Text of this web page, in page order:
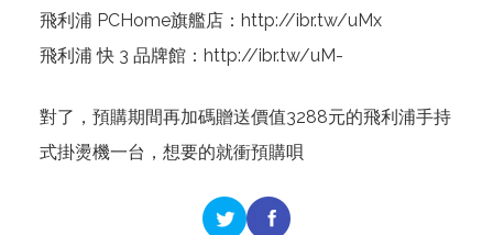
飛利浦 PCHome旗艦店： http://ibr.tw/uMx
飛利浦 快 3 品牌館： http://ibr.tw/uM-
對了，預購期間再加碼贈送價值3288元的飛利浦手持
式掛燙機一台，想要的就衝預購唄